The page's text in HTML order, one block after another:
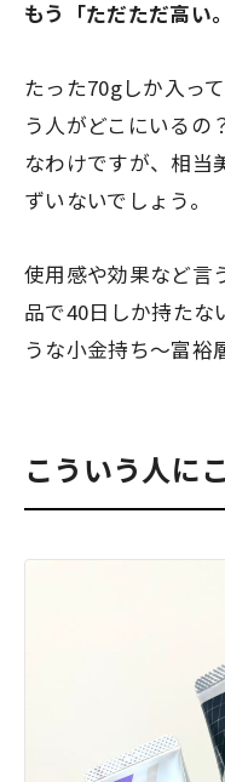
もう「ただただ高い
たった70gしか入っ
う人がどこにいるの
なわけですが、相当
ずいないでしょう。
使用感や効果など言
品で40日しか持たな
うな小金持ち～富裕
こういう人に